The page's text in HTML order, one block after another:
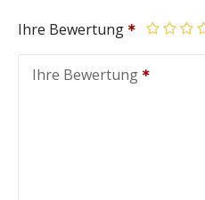
Ihre Bewertung
Ihre Bewertung